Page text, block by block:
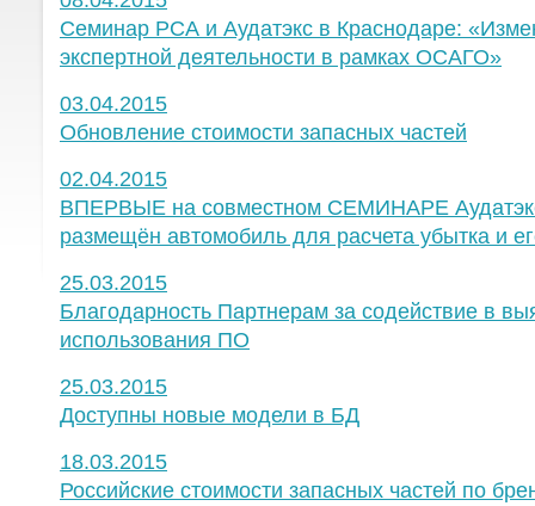
Семинар РСА и Аудатэкс в Краснодаре:
экспертной деятельности в рамках ОСАГО»
03.04.2015
Обновление стоимости запасных частей
02.04.2015
ВПЕРВЫЕ на совместном СЕМИНАРЕ Аудатэкс
размещён автомобиль для расчета убытка и
25.03.2015
Благодарность Партнерам за содействие в
использования ПО
25.03.2015
Доступны новые модели в БД
18.03.2015
Российские стоимости запасных частей по